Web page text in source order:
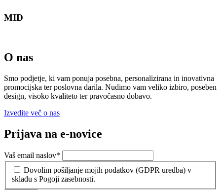
MID
O nas
Smo podjetje, ki vam ponuja posebna, personalizirana in inovativna
promocijska ter poslovna darila. Nudimo vam veliko izbiro, poseben
design, visoko kvaliteto ter pravočasno dobavo.
Izvedite več o nas
Prijava na e-novice
Vaš email naslov*
Dovolim pošiljanje mojih podatkov (GDPR uredba) v
skladu s Pogoji zasebnosti.